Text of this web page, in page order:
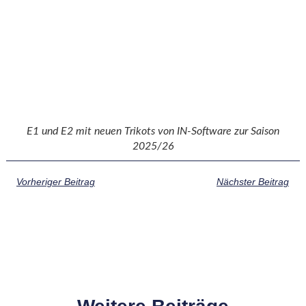
E1 und E2 mit neuen Trikots von IN-Software zur Saison
2025/26
Vorheriger Beitrag Nächster Beitrag